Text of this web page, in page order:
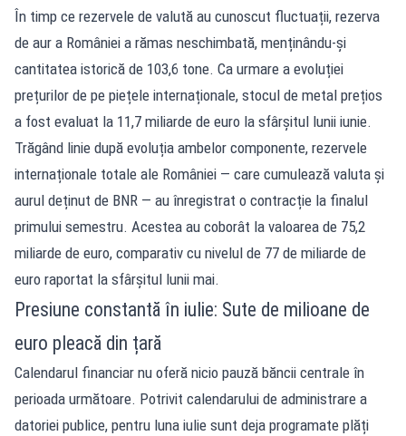
În timp ce rezervele de valută au cunoscut fluctuații, rezerva
de aur a României a rămas neschimbată, menținându-și
cantitatea istorică de 103,6 tone. Ca urmare a evoluției
prețurilor de pe piețele internaționale, stocul de metal prețios
a fost evaluat la 11,7 miliarde de euro la sfârșitul lunii iunie.
Trăgând linie după evoluția ambelor componente, rezervele
internaționale totale ale României — care cumulează valuta și
aurul deținut de BNR — au înregistrat o contracție la finalul
primului semestru. Acestea au coborât la valoarea de 75,2
miliarde de euro, comparativ cu nivelul de 77 de miliarde de
euro raportat la sfârșitul lunii mai.
Presiune constantă în iulie: Sute de milioane de
euro pleacă din țară
Calendarul financiar nu oferă nicio pauză băncii centrale în
perioada următoare. Potrivit calendarului de administrare a
datoriei publice, pentru luna iulie sunt deja programate plăți